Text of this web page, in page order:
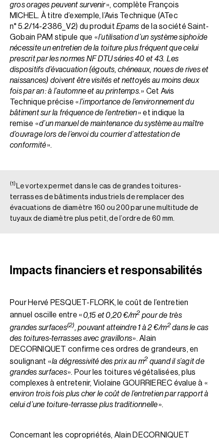
gros orages peuvent survenir», complète François
MICHEL. À titre d’exemple, l’Avis Technique (ATec
n° 5.2/14-2386_V2) du produitEpams de la société Saint-
Gobain PAM stipule que «l’utilisation d’un système siphoïde
nécessite un entretien de la toiture plus fréquent que celui
prescrit par les normes NF DTU séries 40 et 43. Les
dispositifs d’évacuation (égouts, chéneaux, noues de rives et
naissances) doivent être visités et nettoyés au moins deux
fois par an : à l’automne et au printemps. » Cet Avis
Technique précise «l’importance de l’environnement du
bâtiment sur la fréquence de l’entretien» et indique la
remise «d’un manuel de maintenance du système au maître
d’ouvrage lors de l’envoi du courrier d’attestation de
conformité».
(1) Le vortex permet dans le cas de grandes toitures-
terrasses de bâtiments industriels de remplacer des
évacuations de diamètre 160 ou 200 par une multitude de
tuyaux de diamètre plus petit, de l’ordre de 60 mm.
Impacts financiers et responsabilités
Pour Hervé PESQUET-FLORK, le coût de l’entretien
annuel oscille entre «0,15 et 0,20 €/m2 pour de très
grandes surfaces(2), pouvant atteindre 1 à 2 €/m2dans le cas
des toitures-terrasses avec gravillons». Alain
DECORNIQUET confirme ces ordres de grandeurs, en
soulignant «la dégressivité des prix au m2 quand il s’agit de
grandes surfaces». Pour les toitures végétalisées, plus
complexes à entretenir, Violaine GOURRIEREC évalue à «
environ trois fois plus cher le coût de l’entretien par rapport à
celui d’une toiture-terrasse plus traditionnelle».
Concernant les copropriétés, Alain DECORNIQUET